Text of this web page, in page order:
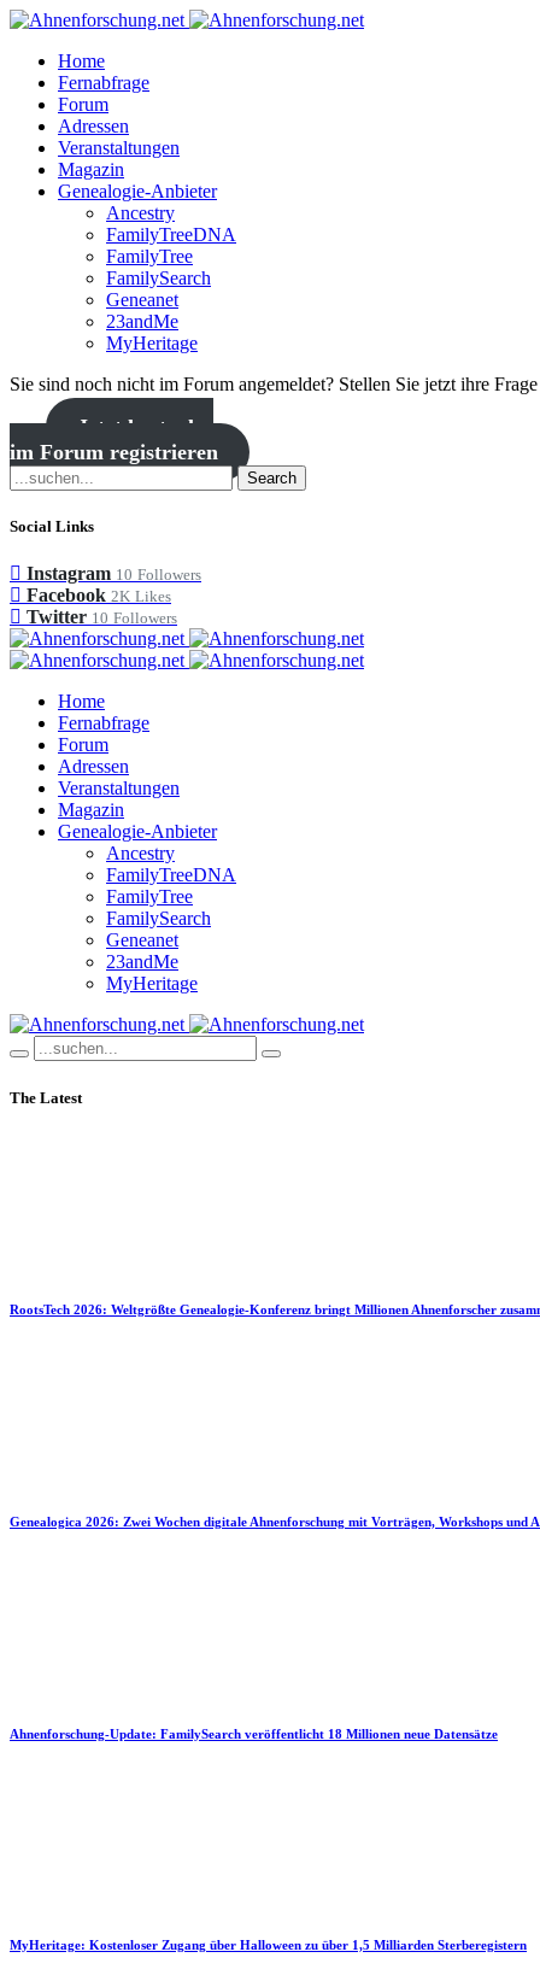
Home
Fernabfrage
Forum
Adressen
Veranstaltungen
Magazin
Genealogie-Anbieter
Ancestry
FamilyTreeDNA
FamilyTree
FamilySearch
Geneanet
23andMe
MyHeritage
Sie sind noch nicht im Forum angemeldet? Stellen Sie jetzt ihre
Jetzt kostenlos
im Forum registrieren
Search
Social Links
Instagram 10 Followers
Facebook 2K Likes
Twitter 10 Followers
Home
Fernabfrage
Forum
Adressen
Veranstaltungen
Magazin
Genealogie-Anbieter
Ancestry
FamilyTreeDNA
FamilyTree
FamilySearch
Geneanet
23andMe
MyHeritage
The Latest
RootsTech 2026: Weltgrößte Genealogie-Konferenz bringt Millionen Ahnenforscher
Genealogica 2026: Zwei Wochen digitale Ahnenforschung mit Vorträgen, Workshops und
Ahnenforschung-Update: FamilySearch veröffentlicht 18 Millionen neue Datensätze
MyHeritage: Kostenloser Zugang über Halloween zu über 1,5 Milliarden Sterberegistern